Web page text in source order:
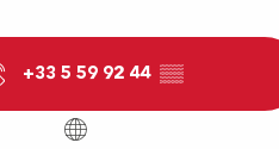
+33 5 59 92 44 ▒▒